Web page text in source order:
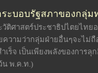
ะบอบรัฐสภาของกลุ่
ติศาสตร์ประชาธิปไตยไทย
วามว่ากลุ่มฝ่ายอื่นๆจะไม่
ร็จ เป็นเพียงพลังของการ
น พ.ค.ท.)